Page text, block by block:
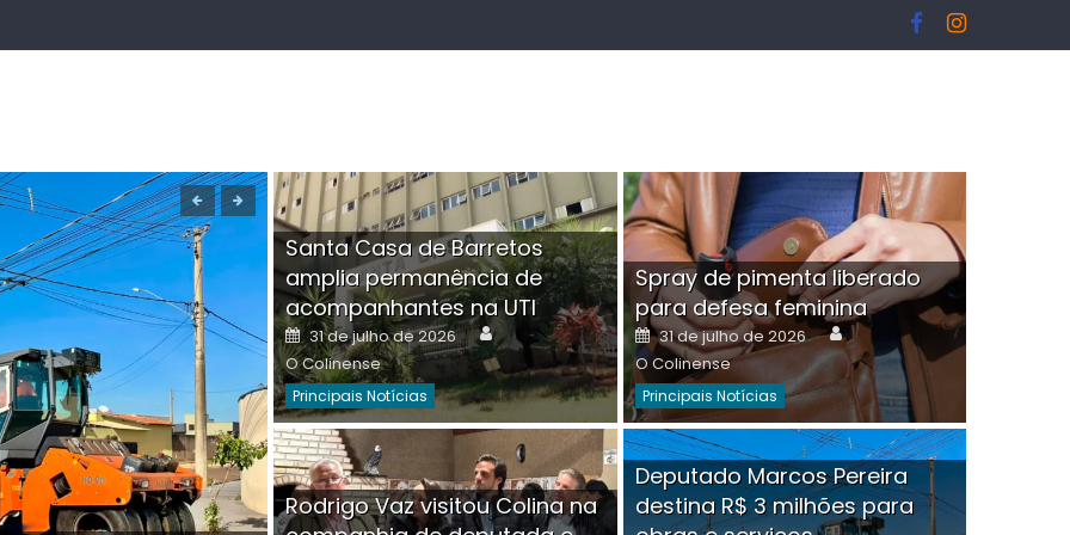
Boutique na Av. Ângelo Martins Tristão é
invadida por criminoso mascarado
Santa Casa de Barretos
amplia permanência de
acompanhantes na UTI
Posted
on
31 de julho de 2026 Author
O Colinense
Principais Notícias
Spray de pimenta liberado
para defesa feminina
Posted
on
31 de julho de 2026 Author
O Colinense
Principais Notícias
Rodrigo Vaz visitou Colina na
Deputado Marcos Pereira
destina R$ 3 milhões para